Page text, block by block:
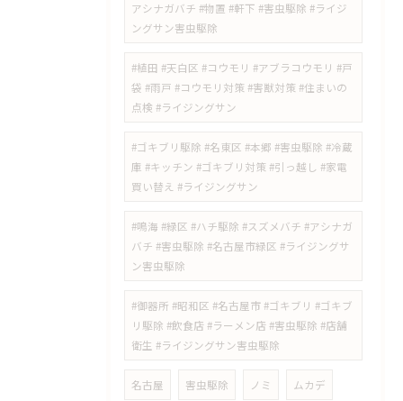
アシナガバチ #物置 #軒下 #害虫駆除 #ライジ
ングサン害虫駆除
#植田 #天白区 #コウモリ #アブラコウモリ #戸
袋 #雨戸 #コウモリ対策 #害獣対策 #住まいの
点検 #ライジングサン
#ゴキブリ駆除 #名東区 #本郷 #害虫駆除 #冷蔵
庫 #キッチン #ゴキブリ対策 #引っ越し #家電
買い替え #ライジングサン
#鳴海 #緑区 #ハチ駆除 #スズメバチ #アシナガ
バチ #害虫駆除 #名古屋市緑区 #ライジングサ
ン害虫駆除
#御器所 #昭和区 #名古屋市 #ゴキブリ #ゴキブ
リ駆除 #飲食店 #ラーメン店 #害虫駆除 #店舗
衛生 #ライジングサン害虫駆除
名古屋 害虫駆除 ノミ ムカデ